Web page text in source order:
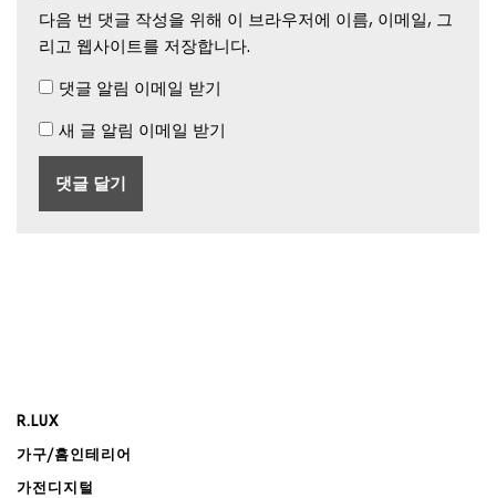
다음 번 댓글 작성을 위해 이 브라우저에 이름, 이메일, 그
리고 웹사이트를 저장합니다.
댓글 알림 이메일 받기
새 글 알림 이메일 받기
R.LUX
가구/홈인테리어
가전디지털